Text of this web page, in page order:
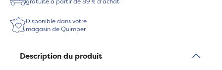
Disponible dans votre
magasin de Quimper
Description du produit